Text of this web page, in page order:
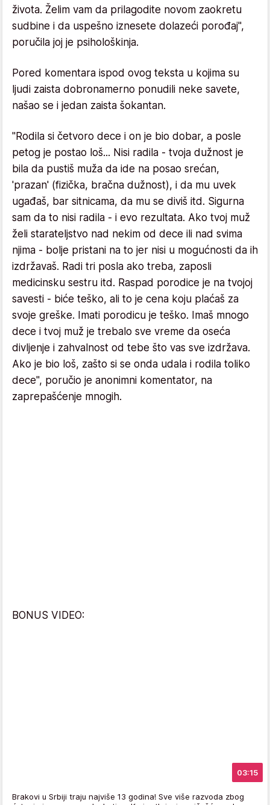
života. Želim vam da prilagodite novom zaokretu
sudbine i da uspešno iznesete dolazeći porođaj",
poručila joj je psihološkinja.
Pored komentara ispod ovog teksta u kojima su
ljudi zaista dobronamerno ponudili neke savete,
našao se i jedan zaista šokantan.
"Rodila si četvoro dece i on je bio dobar, a posle
petog je postao loš... Nisi radila - tvoja dužnost je
bila da pustiš muža da ide na posao srećan,
'prazan' (fizička, bračna dužnost), i da mu uvek
ugađaš, bar sitnicama, da mu se diviš itd. Sigurna
sam da to nisi radila - i evo rezultata. Ako tvoj muž
želi starateljstvo nad nekim od dece ili nad svima
njima - bolje pristani na to jer nisi u mogućnosti da ih
izdržavaš. Radi tri posla ako treba, zaposli
medicinsku sestru itd. Raspad porodice je na tvojoj
savesti - biće teško, ali to je cena koju plaćaš za
svoje greške. Imati porodicu je teško. Imaš mnogo
dece i tvoj muž je trebalo sve vreme da oseća
divljenje i zahvalnost od tebe što vas sve izdržava.
Ako je bio loš, zašto si se onda udala i rodila toliko
dece", poručio je anonimni komentator, na
zaprepašćenje mnogih.
BONUS VIDEO:
03:15
Brakovi u Srbiji traju najviše 13 godina! Sve više razvoda zbog